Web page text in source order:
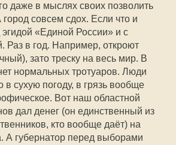
даже в мыслях своих позволить
совсем сдох. Если что и
эгидой «Единой России» и с
Раз в год. Например, откроют
зато треску на весь мир. В
нормальных тротуаров. Люди
в сухую погоду, в грязь вообще
Вот наш областной
дал денег (он единственный из
кто вообще даёт) на
А губернатор перед выборами